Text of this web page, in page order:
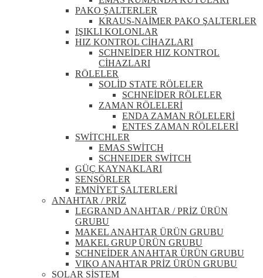
PAKO ŞALTERLER
KRAUS-NAİMER PAKO ŞALTERLER
IŞIKLI KOLONLAR
HIZ KONTROL CİHAZLARI
SCHNEİDER HIZ KONTROL
CİHAZLARI
RÖLELER
SOLİD STATE RÖLELER
SCHNEİDER RÖLELER
ZAMAN RÖLELERİ
ENDA ZAMAN RÖLELERİ
ENTES ZAMAN RÖLELERİ
SWİTCHLER
EMAS SWİTCH
SCHNEIDER SWİTCH
GÜÇ KAYNAKLARI
SENSÖRLER
EMNİYET ŞALTERLERİ
ANAHTAR / PRİZ
LEGRAND ANAHTAR / PRİZ ÜRÜN
GRUBU
MAKEL ANAHTAR ÜRÜN GRUBU
MAKEL GRUP ÜRÜN GRUBU
SCHNEİDER ANAHTAR ÜRÜN GRUBU
VIKO ANAHTAR PRİZ ÜRÜN GRUBU
SOLAR SİSTEM